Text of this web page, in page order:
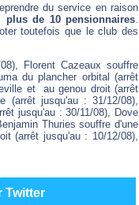
du service en raison
plus de 10 pensionnaires
toutefois que le club des
Florent Cazeaux souffre
du plancher orbital (arrêt
et au genou droit (arrêt
(arrêt jusqu'au : 31/12/08),
jusqu'au : 30/11/08), Dove
Thuries souffre d'une
(arrêt jusqu'au : 10/12/08),
Twitter